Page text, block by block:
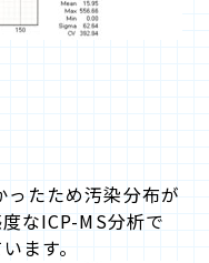
たため汚染分布が
なICP-MS分析で
ます。